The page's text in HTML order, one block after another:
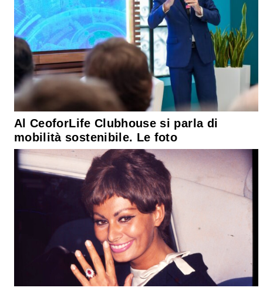
Al CeoforLife Clubhouse si parla di
mobilità sostenibile. Le foto